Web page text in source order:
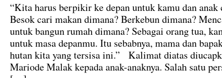
“Kita harus berpikir ke depan untuk kamu dan anak
Besok cari makan dimana? Berkebun dimana?
untuk bangun rumah dimana? Sebagai orang tua,
untuk masa depanmu. Itu sebabnya, mama dan
hutan kita yang tersisa ini.” Kalimat diatas
Mariode Malak kepada anak-anaknya. Salah satu